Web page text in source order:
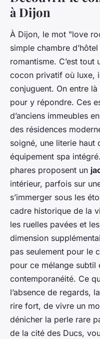
à Dijon
À Dijon, le mot "love
simple chambre
romantisme. C’est tout
cocon privatif où luxe,
conjuguent. On entre
pour y répondre. Ces
d’anciens immeubles
des résidences
soigné, une literie haut
équipement spa
phares proposent un
intérieur, parfois sur
s’immerger sous les
cadre historique de la
les ruelles pavées et
dimension
pas seulement pour le
pour ce mélange subtil
contemporanéité. Ce
l’absence de regards,
rire fort, de vivre un
dénicher la perle rare
de la cité des Ducs,